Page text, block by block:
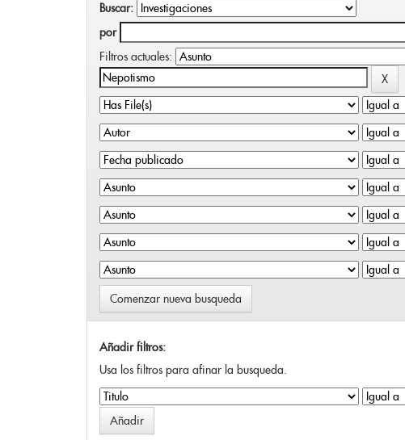
Buscar:
por
Filtros actuales:
Comenzar nueva busqueda
Añadir filtros:
Usa los filtros para afinar la busqueda.